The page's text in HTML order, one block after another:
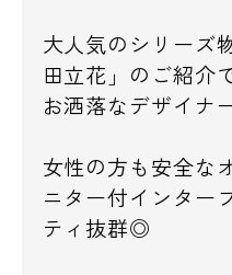
大人気のシリーズ
田立花」のご紹介
お洒落なデザイナ
女性の方も安全な
ニター付インター
ティ抜群◎